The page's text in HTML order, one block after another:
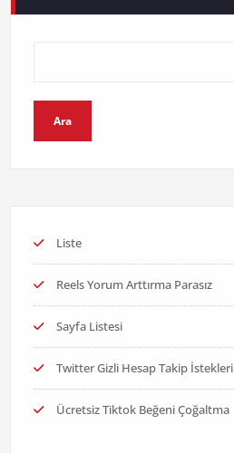
Ara
Liste
Reels Yorum Arttırma Parasız
Sayfa Listesi
Twitter Gizli Hesap Takip İstekleri
Ücretsiz Tiktok Beğeni Çoğaltma